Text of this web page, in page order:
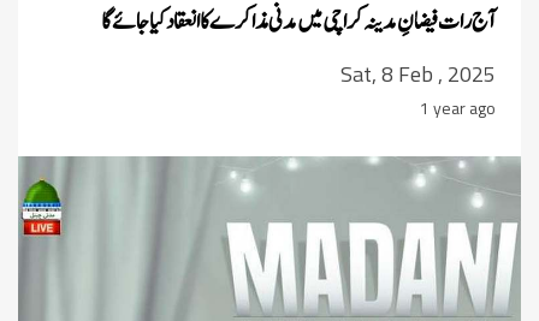
آج رات فیضانِ مدینہ کراچی میں مدنی مذاکرے کا انعقاد کیا جائے گا
Sat, 8 Feb , 2025
1 year ago